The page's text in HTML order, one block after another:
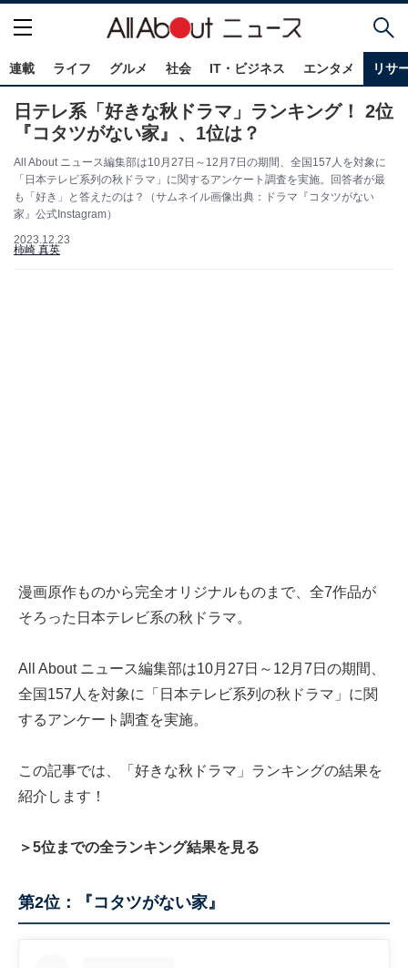
連載 ライフ グルメ 社会 IT・ビジネス エンタメ リサ
日テレ系「好きな秋ドラマ」ランキング！ 2位
『コタツがない家』、1位は？
All About ニュース編集部は10月27日～12月7日の期間、全国157人を対象に
「日本テレビ系列の秋ドラマ」に関するアンケート調査を実施。回答者が最
も「好き」と答えたのは？（サムネイル画像出典：ドラマ『コタツがない
家』公式Instagram）
2023.12.23
柿崎 真英
漫画原作ものから完全オリジナルものまで、全7作品が
そろった日本テレビ系の秋ドラマ。
All About ニュース編集部は10月27日～12月7日の期間、
全国157人を対象に「日本テレビ系列の秋ドラマ」に関
するアンケート調査を実施。
この記事では、「好きな秋ドラマ」ランキングの結果を
紹介します！
＞5位までの全ランキング結果を見る
第2位：『コタツがない家』